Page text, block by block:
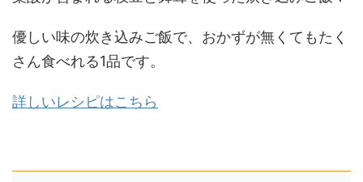
優しい味の炊き込みご飯で、おかずが無くてもたく
さん食べれる1品です。
詳しいレシピはこちら